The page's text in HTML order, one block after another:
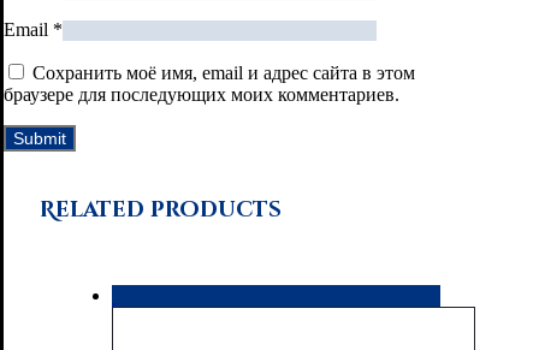
Email *
Сохранить моё имя, email и адрес сайта в этом
браузере для последующих моих комментариев.
Related products